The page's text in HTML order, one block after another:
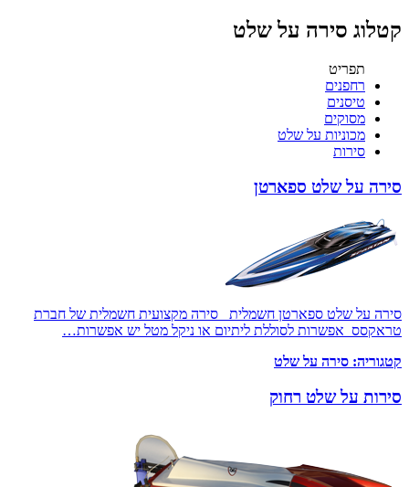
קטלוג סירה על שלט
תפריט
רחפנים
טיסנים
מסוקים
מכוניות על שלט
סירות
סירה על שלט ספארטן
סירה על שלט ספארטן חשמלית סירה מקצועית חשמלית של חברת
טראקסס אפשרות לסוללת ליתיום או ניקל מטל יש אפשרות…
קטגוריה: סירה על שלט
סירות על שלט רחוק